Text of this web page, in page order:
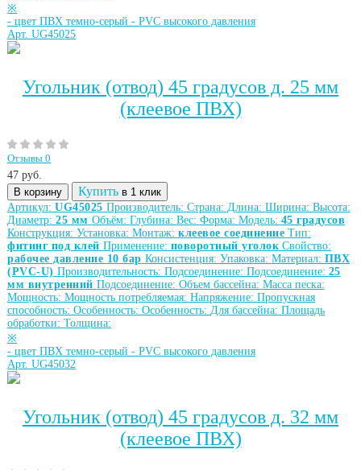
※
- цвет ПВХ темно-серый - PVC высокого давления
Арт. UG45025
Угольник (отвод) 45 градусов д. 25 мм
(клеевое ПВХ)
Отзывы 0
47 руб.
В корзину
Купить в 1 клик
Артикул: UG45025 Производитель: Страна: Длина: Ширина: Высота:
Диаметр: 25 мм Объём: Глубина: Вес: Форма: Модель: 45 градусов
Конструкция: Установка: Монтаж: клеевое соединение Тип:
фитинг под клей Применение: поворотный уголок Свойство:
рабочее давление 10 бар Консистенция: Упаковка: Материал: ПВХ
(PVC-U) Производительность: Подсоединение: Подсоединение: 25
мм внутренний Подсоединение: Объем бассейна: Масса песка:
Мощность: Мощность потребляемая: Напряжение: Пропускная
способность: Особенность: Особенность: Для бассейна: Площадь
обработки: Толщина:
※
- цвет ПВХ темно-серый - PVC высокого давления
Арт. UG45032
Угольник (отвод) 45 градусов д. 32 мм
(клеевое ПВХ)